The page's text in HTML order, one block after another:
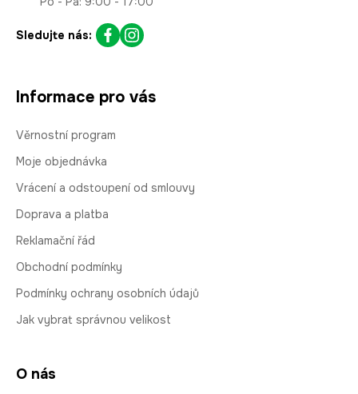
Sledujte nás:
Informace pro vás
Věrnostní program
Moje objednávka
Vrácení a odstoupení od smlouvy
Doprava a platba
Reklamační řád
Obchodní podmínky
Podmínky ochrany osobních údajů
Jak vybrat správnou velikost
O nás